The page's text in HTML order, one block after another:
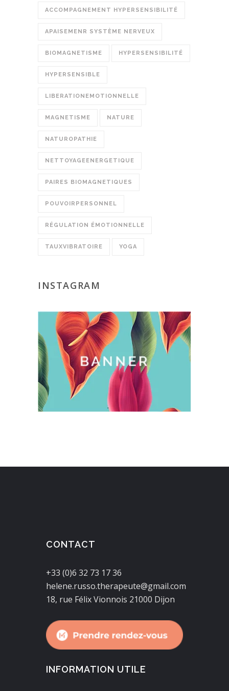
ACCOMPAGNEMENT HYPERSENSIBILITÉ
APAISEMENR SYSTÈME NERVEUX
BIOMAGNETISME HYPERSENSIBILITÉ
HYPERSENSIBLE
LIBERATIONEMOTIONNELLE
MAGNETISME NATURE
NATUROPATHIE
NETTOYAGEENERGETIQUE
PAIRES BIOMAGNETIQUES
POUVOIRPERSONNEL
RÉGULATION ÉMOTIONNELLE
TAUXVIBRATOIRE YOGA
INSTAGRAM
CONTACT
+33 (0)6 32 73 17 36
helene.russo.therapeute@gmail.com
18, rue Félix Vionnois 21000 Dijon
INFORMATION UTILE